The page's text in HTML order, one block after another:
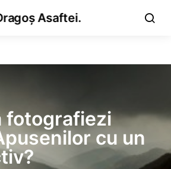
Asaftei.
fotografiezi
cu un